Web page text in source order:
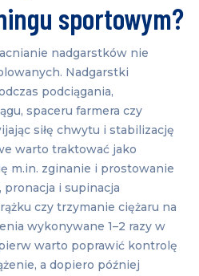
sportowym?
nadgarstków nie
Nadgarstki
podciągania,
spaceru farmera czy
siłę chwytu i stabilizację
warto traktować jako
m.in. zginanie i prostowanie
pronacja i supinacja
czy trzymanie ciężaru na
wykonywane 1–2 razy w
warto poprawić kontrolę
a dopiero później